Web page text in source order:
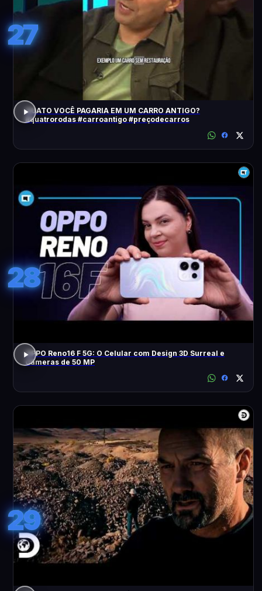
27
QUATO VOCÊ PAGARIA EM UM CARRO ANTIGO?
#quatrorodas #carroantigo #preçodecarros
28
OPPO Reno16 F 5G: O Celular com Design 3D Surreal e
Câmeras de 50 MP
29